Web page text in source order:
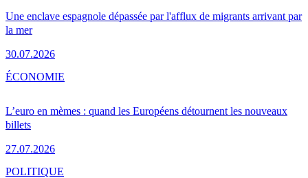
Une enclave espagnole dépassée par l'afflux de migrants arrivant par
la mer
30.07.2026
L’euro en mèmes : quand les Européens détournent les nouveaux
billets
27.07.2026
ÉCONOMIE
POLITIQUE